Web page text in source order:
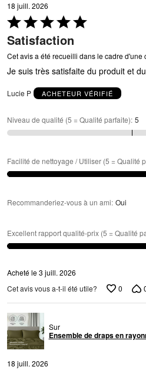
18 juill. 2026
Coté
5 sur
5
Satisfaction
Cet avis a été recueilli dans le cadre
Je suis très satisfaite du produit et
Lucie P ACHETEUR VÉRIFIÉ
Niveau de qualité (5 = Qualité parfaite): 5
Facilité de nettoyage / Utiliser (5 = Qualité
Recommanderiez-vous à un ami: Oui
Excellent rapport qualité-prix (5 = Qualité
Acheté le 3 juill. 2026
Cet avis vous a-t-il été utile?
0
Sur
Ensemble de draps en
18 juill. 2026